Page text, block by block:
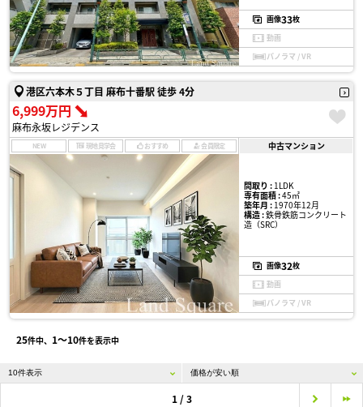
画像33枚
動画
パノラマ / VR
港区六本木５丁目 麻布十番駅 徒歩 4分
6,999万円
麻布永坂レジデンス
NEW 現地見学会 おすすめ 会員限定 中古マンション
間取り :1LDK
専有面積 :45㎡
築年月 :1970年12月
構造 :鉄骨鉄筋コンクリート
造（SRC）
画像32枚
動画
パノラマ / VR
25件中、 1〜10件を表示中
1 / 3